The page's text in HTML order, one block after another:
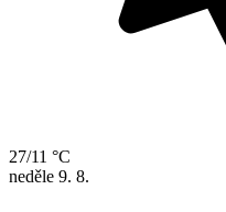
27/11 °C
neděle 9. 8.